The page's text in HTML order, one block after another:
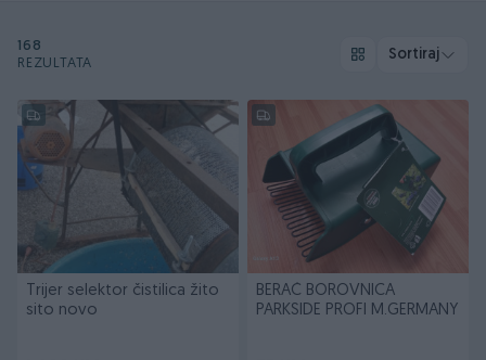
168
REZULTATA
Sortiraj
Trijer selektor čistilica žito
sito novo
BERAČ BOROVNICA
PARKSIDE PROFI M.GERMANY